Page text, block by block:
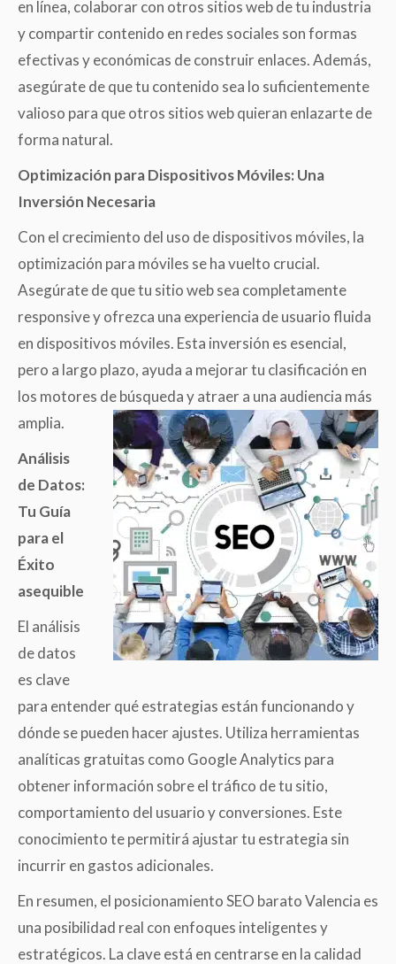
en línea, colaborar con otros sitios web de tu industria
y compartir contenido en redes sociales son formas
efectivas y económicas de construir enlaces. Además,
asegúrate de que tu contenido sea lo suficientemente
valioso para que otros sitios web quieran enlazarte de
forma natural.
Optimización para Dispositivos Móviles: Una
Inversión Necesaria
Con el crecimiento del uso de dispositivos móviles, la
optimización para móviles se ha vuelto crucial.
Asegúrate de que tu sitio web sea completamente
responsive y ofrezca una experiencia de usuario fluida
en dispositivos móviles. Esta inversión es esencial,
pero a largo plazo, ayuda a mejorar tu clasificación en
los motores de búsqueda y atraer a una audiencia más
amplia.
Análisis
de Datos:
Tu Guía
para el
Éxito
asequible
El análisis
de datos
es clave
para entender qué estrategias están funcionando y
dónde se pueden hacer ajustes. Utiliza herramientas
analíticas gratuitas como Google Analytics para
obtener información sobre el tráfico de tu sitio,
comportamiento del usuario y conversiones. Este
conocimiento te permitirá ajustar tu estrategia sin
incurrir en gastos adicionales.
En resumen, el posicionamiento SEO barato Valencia es
una posibilidad real con enfoques inteligentes y
estratégicos. La clave está en centrarse en la calidad